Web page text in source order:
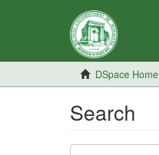
DSpace Home
Search